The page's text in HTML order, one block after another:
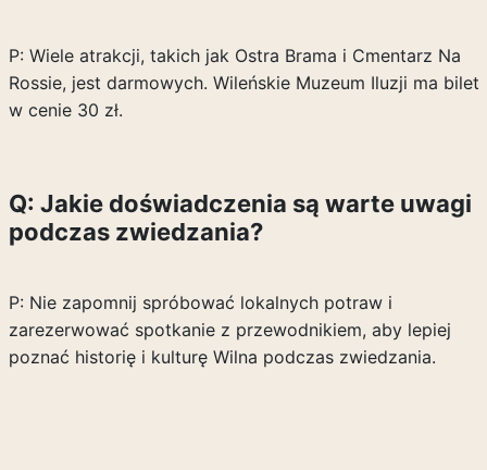
P: Wiele atrakcji, takich jak Ostra Brama i Cmentarz Na
Rossie, jest darmowych. Wileńskie Muzeum Iluzji ma bilet
w cenie 30 zł.
Q: Jakie doświadczenia są warte uwagi
podczas zwiedzania?
P: Nie zapomnij spróbować lokalnych potraw i
zarezerwować spotkanie z przewodnikiem, aby lepiej
poznać historię i kulturę Wilna podczas zwiedzania.